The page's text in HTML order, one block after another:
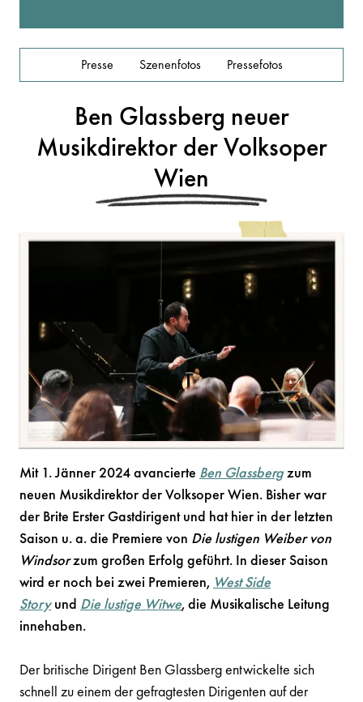
Presse Szenenfotos Pressefotos
Ben Glassberg neuer
Musikdirektor der Volksoper
Wien
Mit 1. Jänner 2024 avancierte Ben Glassbergzum
neuen Musikdirektor der Volksoper Wien. Bisher war
der Brite Erster Gastdirigent und hat hier in der letzten
Saison u. a. die Premiere von Die lustigen Weiber von
Windsorzum großen Erfolg geführt. In dieser Saison
wird er noch bei zwei Premieren, West Side
Storyund Die lustige Witwe, die Musikalische Leitung
innehaben.
Der britische Dirigent Ben Glassberg entwickelte sich
schnell zu einem der gefragtesten Dirigenten auf der